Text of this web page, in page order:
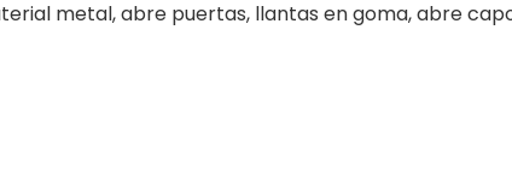
metal, abre puertas, llantas en goma, abre